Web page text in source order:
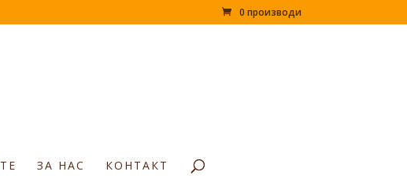
0 производи
ЗА НАС КОНТАКТ